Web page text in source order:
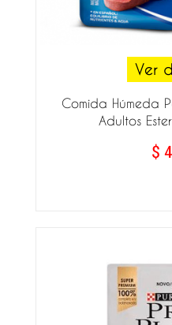
Ver
Comida Húmeda
Adultos
$